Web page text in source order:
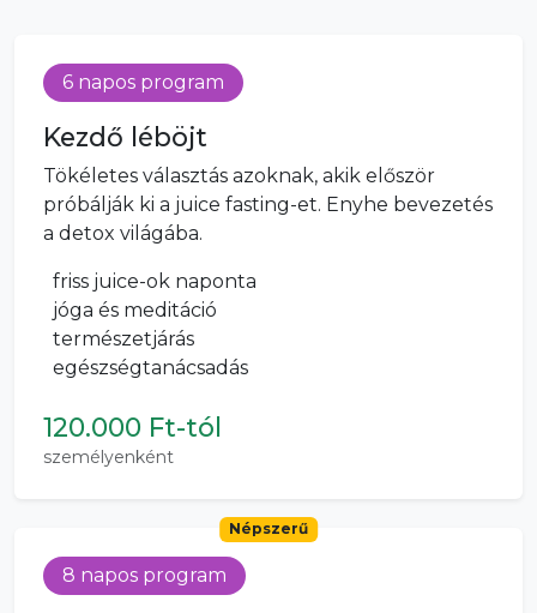
6 napos program
Kezdő léböjt
Tökéletes választás azoknak, akik először
próbálják ki a juice fasting-et. Enyhe bevezetés
a detox világába.
friss juice-ok naponta
jóga és meditáció
természetjárás
egészségtanácsadás
120.000 Ft-tól
személyenként
Népszerű
8 napos program